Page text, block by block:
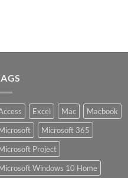
Excel Mac
Macbook
Microsoft 365
Project
Windows 10 Home